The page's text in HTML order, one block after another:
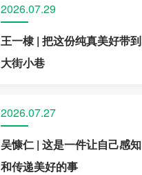
2026.07.29
王一棣 | 把这份纯真美好带到
大街小巷
2026.07.27
吴慷仁 | 这是一件让自己感知
和传递美好的事